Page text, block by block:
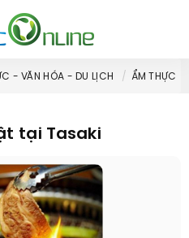
- VĂN HÓA - DU LỊCH ẨM THỰC
tại Tasaki